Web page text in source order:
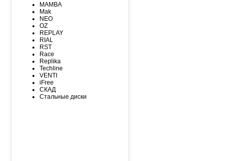
PIRELLI
PIRELLI Formula
ROADCRUZA
ROADKING
ROADMARCH
ROADSTONE
ROTALLA
SAILUN
SATOYA
SONIX
SUNFULL
TIGAR
TORERO
TORQUE
MAMBA
Mak
NEO
OZ
REPLAY
RIAL
RST
Race
Replika
Techline
VENTI
iFree
СКАД
Стальные диски